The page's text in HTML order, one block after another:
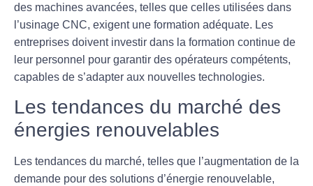
des machines avancées, telles que celles utilisées dans
l’usinage CNC, exigent une formation adéquate. Les
entreprises doivent investir dans la formation continue de
leur personnel pour garantir des opérateurs compétents,
capables de s’adapter aux nouvelles technologies.
Les tendances du marché des
énergies renouvelables
Les tendances du marché, telles que l’augmentation de la
demande pour des solutions d’énergie renouvelable,